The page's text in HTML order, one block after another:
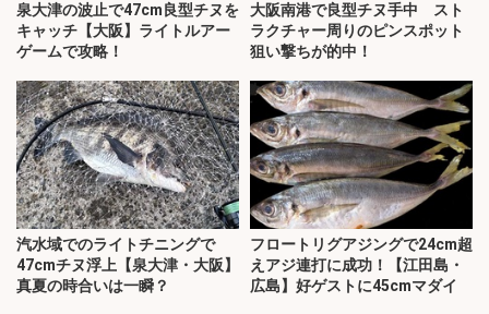
泉大津の波止で47cm良型チヌを
キャッチ【大阪】ライトルアー
ゲームで攻略！
大阪南港で良型チヌ手中 スト
ラクチャー周りのピンスポット
狙い撃ちが的中！
汽水域でのライトチニングで
47cmチヌ浮上【泉大津・大阪】
真夏の時合いは一瞬？
フロートリグアジングで24cm超
えアジ連打に成功！【江田島・
広島】好ゲストに45cmマダイ